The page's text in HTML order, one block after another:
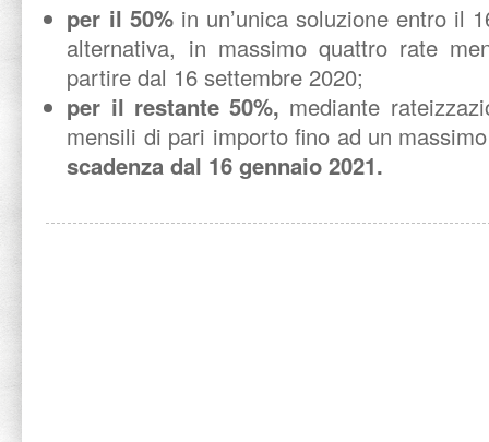
per il 50%in un’unica soluzione entro il
alternativa, in massimo quattro rate
partire dal 16 settembre 2020;
per il restante 50%, mediante
mensili di pari importo fino ad un
scadenza dal 16 gennaio 2021.